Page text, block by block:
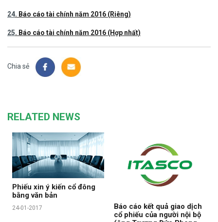
24. Báo cáo tài chính năm 2016 (Riêng)
25. Báo cáo tài chính năm 2016 (Hợp nhất)
Chia sẻ
RELATED NEWS
Phiếu xin ý kiến cổ đông
bằng văn bản
24-01-2017
Báo cáo kết quả giao dịch
cổ phiếu của người nội bộ